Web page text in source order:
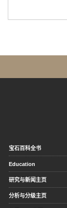
宝石百科全书
Education
研究与新闻主页
分析与分级主页